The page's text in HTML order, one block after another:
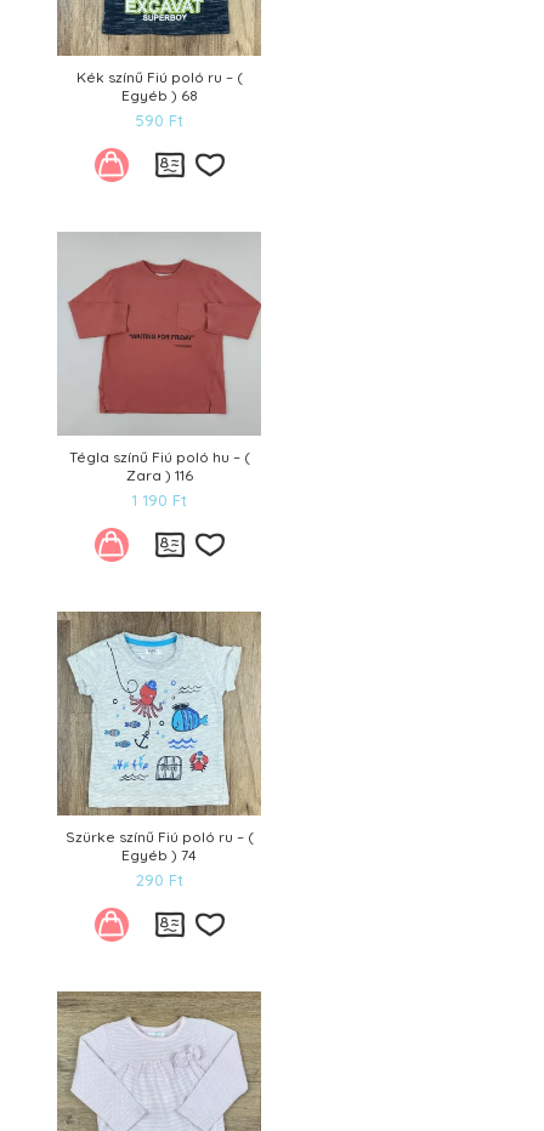
Kék színű Fiú poló ru – (
Egyéb ) 68
590 Ft
Kívánságlistára
Tégla színű Fiú poló hu – (
Zara ) 116
1 190 Ft
Kívánságlistára
Szürke színű Fiú poló ru – (
Egyéb ) 74
290 Ft
Kívánságlistára